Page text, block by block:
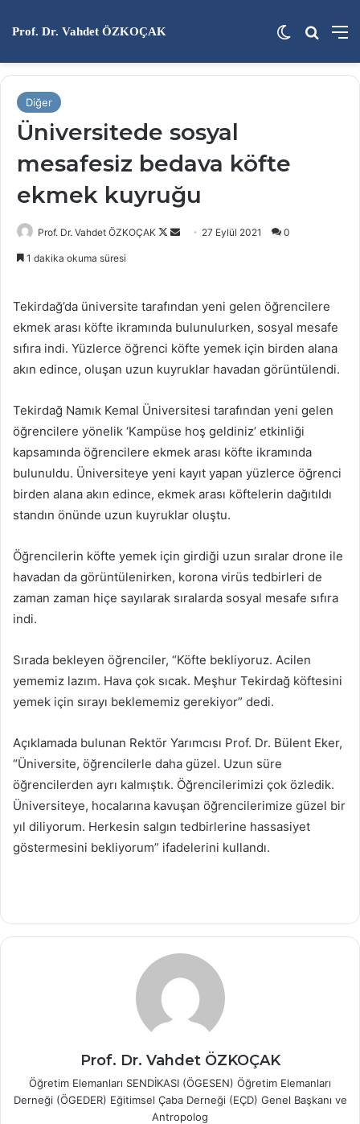
Prof. Dr. Vahdet ÖZKOÇAK Dış
Diğer
Üniversitede sosyal
mesafesiz bedava köfte
ekmek kuyruğu
Prof. Dr. Vahdet ÖZKOÇAK
Follow
Bir
27 Eylül 2021 0
1 dakika okuma süresi
Tekirdağ’da üniversite tarafından yeni gelen öğrencilere
ekmek arası köfte ikramında bulunulurken, sosyal mesafe
sıfıra indi. Yüzlerce öğrenci köfte yemek için birden alana
akın edince, oluşan uzun kuyruklar havadan görüntülendi.
Tekirdağ Namık Kemal Üniversitesi tarafından yeni gelen
öğrencilere yönelik ‘Kampüse hoş geldiniz’ etkinliği
kapsamında öğrencilere ekmek arası köfte ikramında
bulunuldu. Üniversiteye yeni kayıt yapan yüzlerce öğrenci
birden alana akın edince, ekmek arası köftelerin dağıtıldı
standın önünde uzun kuyruklar oluştu.
Öğrencilerin köfte yemek için girdiği uzun sıralar drone ile
havadan da görüntülenirken, korona virüs tedbirleri de
zaman zaman hiçe sayılarak sıralarda sosyal mesafe sıfıra
indi.
Sırada bekleyen öğrenciler, “Köfte bekliyoruz. Acilen
yememiz lazım. Hava çok sıcak. Meşhur Tekirdağ köftesini
yemek için sırayı beklememiz gerekiyor” dedi.
Açıklamada bulunan Rektör Yarımcısı Prof. Dr. Bülent Eker,
“Üniversite, öğrencilerle daha güzel. Uzun süre
öğrencilerden ayrı kalmıştık. Öğrencilerimizi çok özledik.
Üniversiteye, hocalarına kavuşan öğrencilerimize güzel bir
yıl diliyorum. Herkesin salgın tedbirlerine hassasiyet
göstermesini bekliyorum” ifadelerini kullandı.
Prof. Dr. Vahdet ÖZKOÇAK
Öğretim Elemanları SENDİKASI (ÖGESEN) Öğretim Elemanları
Derneği (ÖGEDER) Eğitimsel Çaba Derneği (EÇD) Genel Başkanı ve
Antropolog